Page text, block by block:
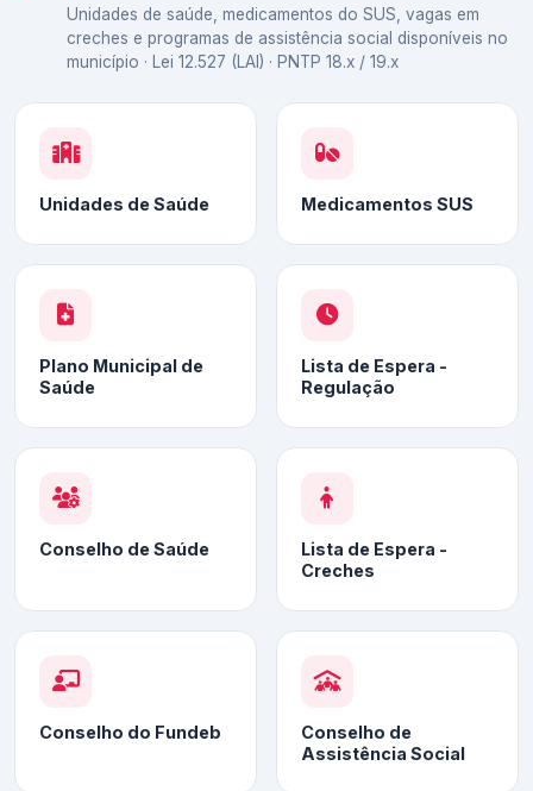
Unidades de saúde, medicamentos do SUS, vagas em
creches e programas de assistência social disponíveis no
município · Lei 12.527 (LAI) · PNTP 18.x / 19.x
Unidades de Saúde Medicamentos SUS
Plano Municipal de
Saúde
Lista de Espera -
Regulação
Conselho de Saúde
Lista de Espera -
Creches
Conselho do Fundeb
Conselho de
Assistência Social